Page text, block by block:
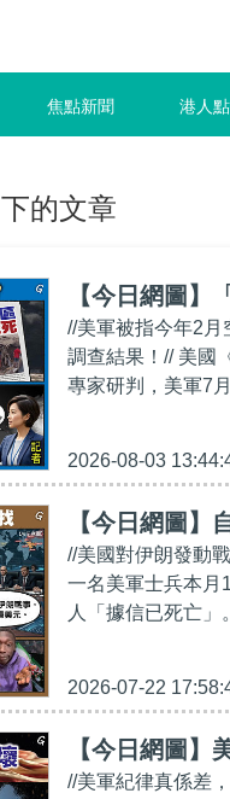
焦點新聞 港人
下的文章
【今日網圖】
//美軍被指今年2
調查結果！// 美國
專家研判，美軍7
2026-08-03
【今日網圖】
//美國對伊朗發動
一名美軍士兵本月
人「據信已死亡
2026-07-22
【今日網圖】
//美軍紀律真係差